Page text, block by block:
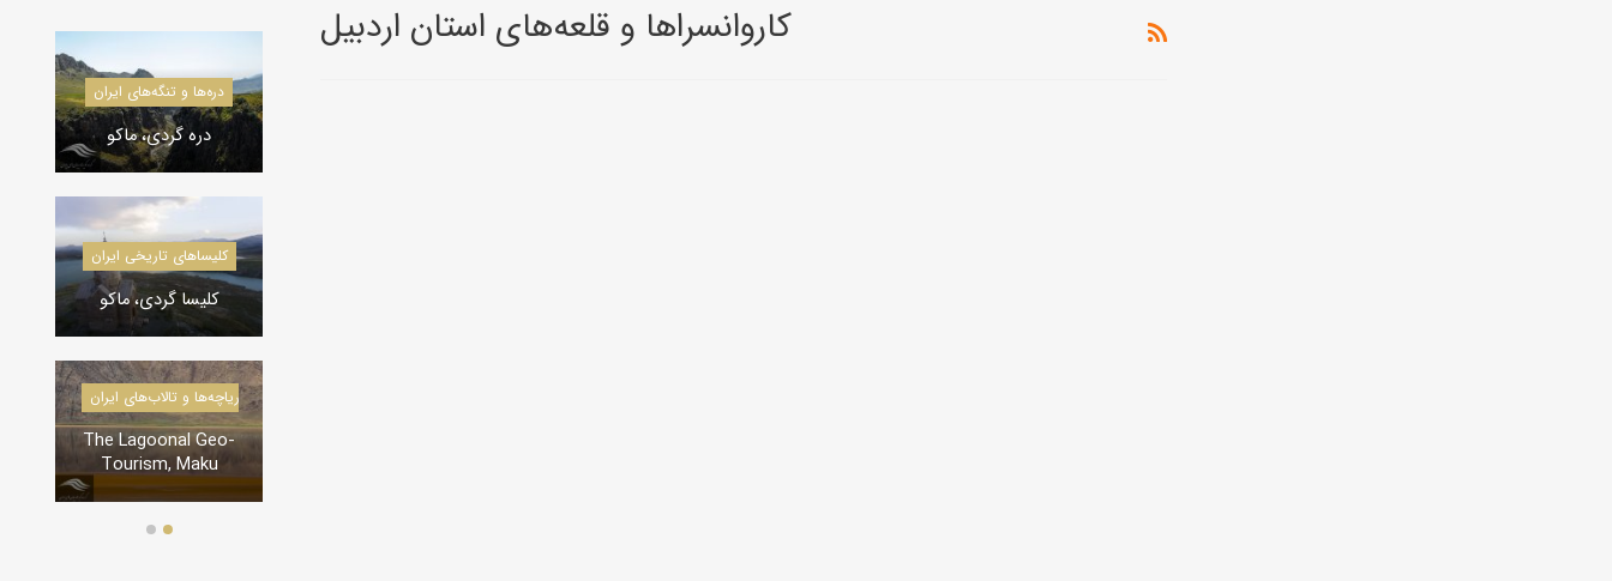
كاروانسراها و قلعه‌های استان اردبيل
دره‌ها و تنگه‌های ایران
دره گردی، ماکو
کلیسا‌های تاریخی ایران
کلیسا گردی، ماکو
درياچه‌‌ها و تالاب‌های ایران
The Lagoonal Geo-
Tourism, Maku